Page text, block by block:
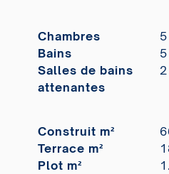
Chambres
5
Bains
5
Salles de bains
attenantes
2
Construit m²
Terrace m²
Plot m²